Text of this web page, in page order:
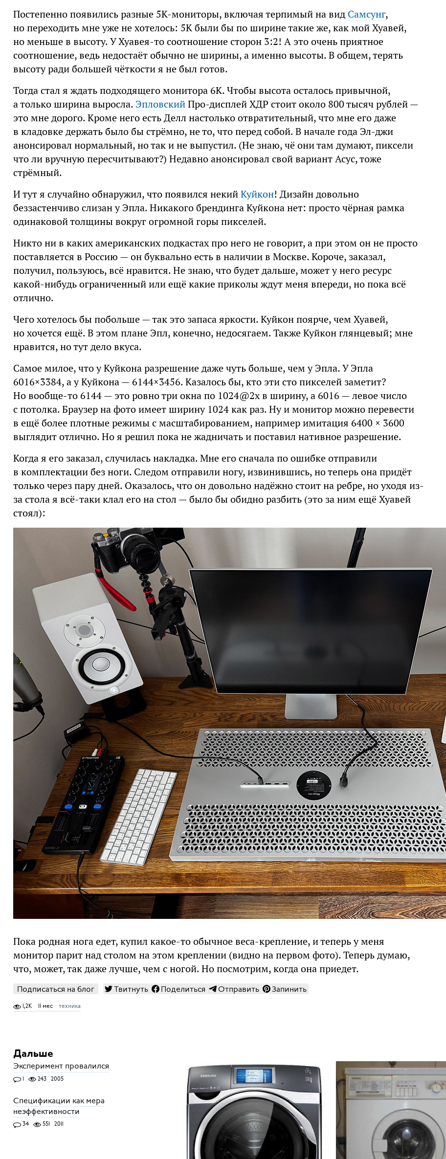
Постепенно появились разные 5К-мониторы, включая терпимый на вид Самсунг,
но переходить мне уже не хотелось: 5К были бы по ширине такие же, как мой Хуавей,
но меньше в высоту. У Хуавея-то соотношение сторон 3:2! А это очень приятное
соотношение, ведь недостаёт обычно не ширины, а именно высоты. В общем, терять
высоту ради большей чёткости я не был готов.
Тогда стал я ждать подходящего монитора 6К. Чтобы высота осталось привычной,
а только ширина выросла. ЭпловскийПро-дисплей ХДР стоит около 800 тысяч рублей —
это мне дорого. Кроме него есть Делл настолько отвратительный, что мне его даже
в кладовке держать было бы стрёмно, не то, что перед собой. В начале года Эл-джи
анонсировал нормальный, но так и не выпустил. (Не знаю, чё они там думают, пиксели
что ли вручную пересчитывают?) Недавно анонсировал свой вариант Асус, тоже
стрёмный.
И тут я случайно обнаружил, что появился некийКуйкон! Дизайн довольно
беззастенчиво слизан у Эпла. Никакого брендинга Куйкона нет: просто чёрная рамка
одинаковой толщины вокруг огромной горы пикселей.
Никто ни в каких американских подкастах про него не говорит, а при этом он не просто
поставляется в Россию — он буквально есть в наличии в Москве. Короче, заказал,
получил, пользуюсь, всё нравится. Не знаю, что будет дальше, может у него ресурс
какой-нибудь ограниченный или ещё какие приколы ждут меня впереди, но пока всё
отлично.
Чего хотелось бы побольше — так это запаса яркости. Куйкон поярче, чем Хуавей,
но хочется ещё. В этом плане Эпл, конечно, недосягаем. Также Куйкон глянцевый; мне
нравится, но тут дело вкуса.
Самое милое, что у Куйкона разрешение даже чуть больше, чем у Эпла. У Эпла
6016×3384, а у Куйкона — 6144×3456. Казалось бы, кто эти сто пикселей заметит?
Но вообще-то 6144 — это ровно три окна по 1024@2x в ширину, а 6016 — левое число
с потолка. Браузер на фото имеет ширину 1024 как раз. Ну и монитор можно перевести
в ещё более плотные режимы с масштабированием, например имитация 6400 × 3600
выглядит отлично. Но я решил пока не жадничать и поставил нативное разрешение.
Когда я его заказал, случилась накладка. Мне его сначала по ошибке отправили
в комплектации без ноги. Следом отправили ногу, извинившись, но теперь она придёт
только через пару дней. Оказалось, что он довольно надёжно стоит на ребре, но уходя из-
за стола я всё-таки клал его на стол — было бы обидно разбить (это за ним ещё Хуавей
стоял):
Пока родная нога едет, купил какое-то обычное веса-крепление, и теперь у меня
монитор парит над столом на этом креплении (видно на первом фото). Теперь думаю,
что, может, так даже лучше, чем с ногой. Но посмотрим, когда она приедет.
Подписаться на блог Твитнуть Поделиться Отправить Запинить
1,2K 11 мес техника
Дальше
Эксперимент провалился
1 243 2005
Спецификации как мера
неэффективности
34 551 2011